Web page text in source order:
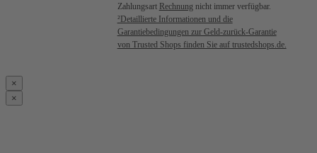
Zahlungsart Rechnungnicht immer verfügbar.
²Detaillierte Informationen und die
Garantiebedingungen zur Geld-zurück-Garantie
von Trusted Shops finden Sie auf trustedshops.de.
×
×